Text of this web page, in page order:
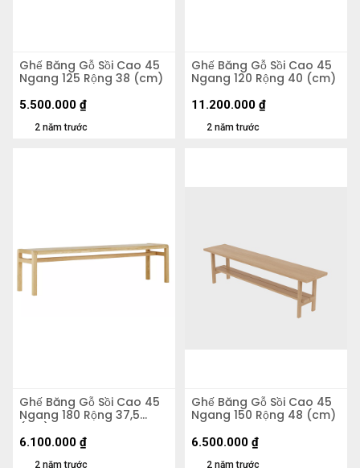
Ghế Băng Gỗ Sồi Cao 45
Ngang 125 Rộng 38 (cm)
2 năm trước
5.500.000 ₫
Ghế Băng Gỗ Sồi Cao 45
Ngang 120 Rộng 40 (cm)
2 năm trước
11.200.000 ₫
Ghế Băng Gỗ Sồi Cao 45
Ngang 180 Rộng 37,5
(cm)
2 năm trước
6.100.000 ₫
Ghế Băng Gỗ Sồi Cao 45
Ngang 150 Rộng 48 (cm)
2 năm trước
6.500.000 ₫